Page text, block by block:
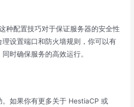
种配置技巧对于保证服务器的安全性
设置端口和防火墙规则，你可以有
时确保服务的高效运行。
如果你有更多关于 HestiaCP 或